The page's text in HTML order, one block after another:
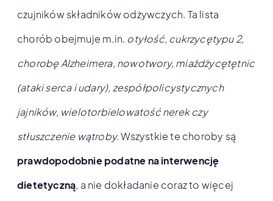
czujników składników odżywczych. Ta lista
chorób obejmuje m.in. otyłość, cukrzycętypu 2,
chorobę Alzheimera, nowotwory, miażdżycętętnic
(ataki serca i udary), zespółpolicystycznych
jajników, wielotorbielowatość nerek czy
stłuszczenie wątroby.Wszystkie te choroby są
prawdopodobnie podatne na interwencję
dietetyczną, a nie dokładanie coraz to więcej